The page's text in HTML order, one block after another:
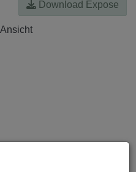
Download Expose